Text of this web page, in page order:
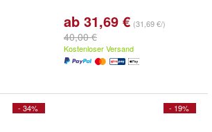
ab 31,69 € (31,69 €/)
40,00 €
Kostenloser Versand
- 34% - 19%